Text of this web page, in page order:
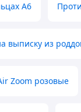
А6
выписку из
Zoom розовые